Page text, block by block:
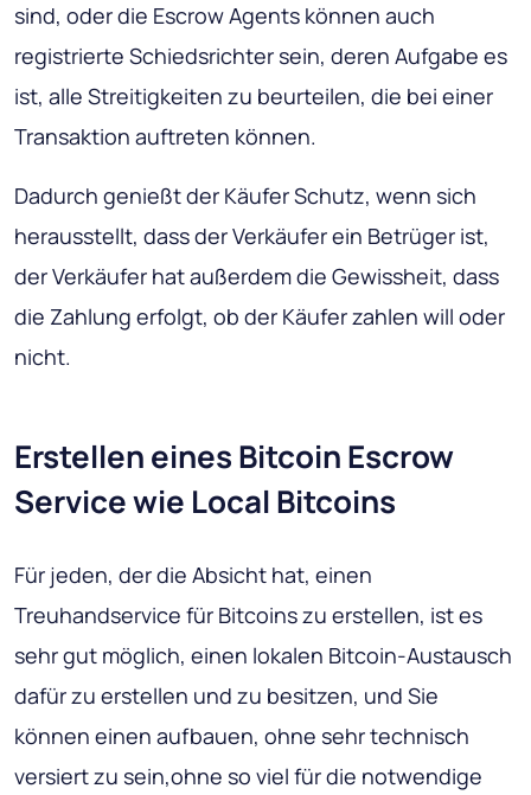
sind, oder die Escrow Agents können auch
registrierte Schiedsrichter sein, deren Aufgabe es
ist, alle Streitigkeiten zu beurteilen, die bei einer
Transaktion auftreten können.
Dadurch genießt der Käufer Schutz, wenn sich
herausstellt, dass der Verkäufer ein Betrüger ist,
der Verkäufer hat außerdem die Gewissheit, dass
die Zahlung erfolgt, ob der Käufer zahlen will oder
nicht.
Erstellen eines Bitcoin Escrow
Service wie Local Bitcoins
Für jeden, der die Absicht hat, einen
Treuhandservice für Bitcoins zu erstellen, ist es
sehr gut möglich, einen lokalen Bitcoin-Austausch
dafür zu erstellen und zu besitzen, und Sie
können einen aufbauen, ohne sehr technisch
versiert zu sein,ohne so viel für die notwendige